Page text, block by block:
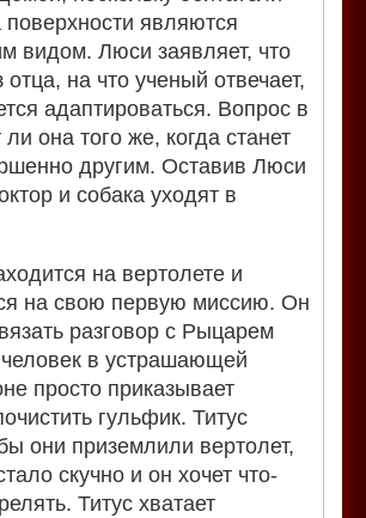
являются
видом. Люси заявляет, что
отца, на что ученый отвечает,
адаптироваться. Вопрос в
ли она того же, когда станет
другим. Оставив Люси
и собака уходят в
на вертолете и
на свою первую миссию. Он
разговор с Рыцарем
в устрашающей
просто приказывает
гульфик. Титус
они приземлили вертолет,
скучно и он хочет что-
Титус хватает